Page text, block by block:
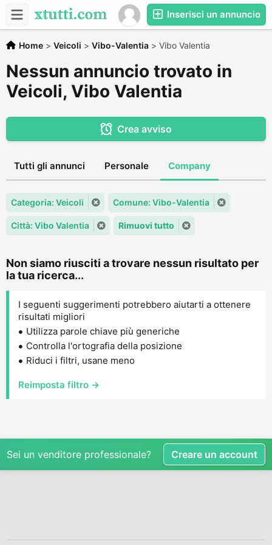
Inserisci un annuncio
Home > Veicoli > Vibo-Valentia > Vibo Valentia
Nessun annuncio trovato in
Veicoli, Vibo Valentia
Crea avviso
Tutti gli annunci Personale Company
Categoria: Veicoli Comune: Vibo-Valentia
Città: Vibo Valentia Rimuovi tutto
Non siamo riusciti a trovare nessun risultato per
la tua ricerca...
I seguenti suggerimenti potrebbero aiutarti a ottenere
risultati migliori
Utilizza parole chiave più generiche
Controlla l'ortografia della posizione
Riduci i filtri, usane meno
Reimposta filtro →
Sei un venditore professionale? Creare un account